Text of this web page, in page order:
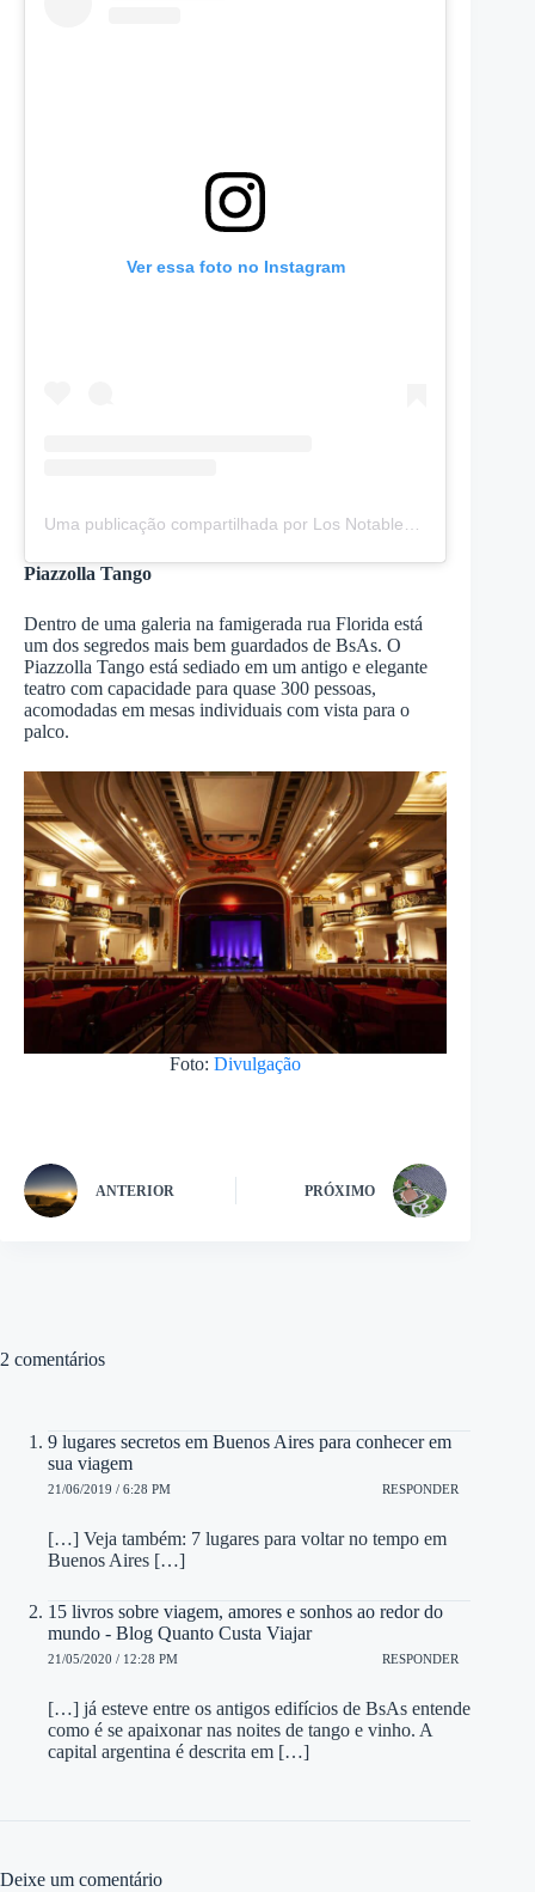
Ver essa foto no Instagram
Piazzolla Tango
Dentro de uma galeria na famigerada rua Florida está
um dos segredos mais bem guardados de BsAs. O
Piazzolla Tango está sediado em um antigo e elegante
teatro com capacidade para quase 300 pessoas,
acomodadas em mesas individuais com vista para o
palco.
Foto:Divulgação
ANTERIOR PRÓXIMO
2 comentários
9 lugares secretos em Buenos Aires para conhecer em
sua viagem
21/06/2019 / 6:28 PM RESPONDER
[…] Veja também: 7 lugares para voltar no tempo em
Buenos Aires […]
15 livros sobre viagem, amores e sonhos ao redor do
mundo - Blog Quanto Custa Viajar
21/05/2020 / 12:28 PM RESPONDER
[…] já esteve entre os antigos edifícios de BsAs entende
como é se apaixonar nas noites de tango e vinho. A
capital argentina é descrita em […]
Deixe um comentário